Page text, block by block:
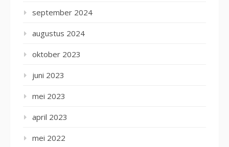
september 2024
augustus 2024
oktober 2023
juni 2023
mei 2023
april 2023
mei 2022